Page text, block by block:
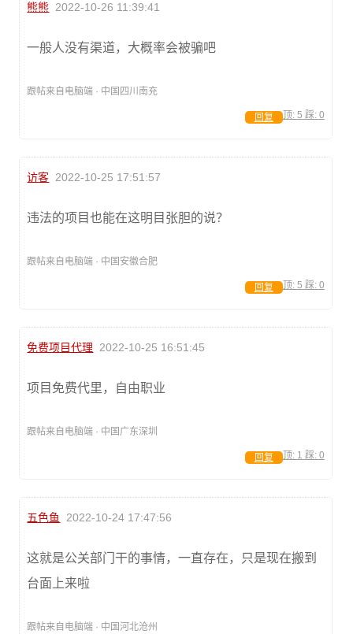
熊熊 2022-10-26 11:39:41
一般人没有渠道，大概率会被骗吧
跟帖来自电脑端 · 中国四川南充
顶: 5 踩: 0
回复
访客 2022-10-25 17:51:57
违法的项目也能在这明目张胆的说？
跟帖来自电脑端 · 中国安徽合肥
顶: 5 踩: 0
回复
免费项目代理 2022-10-25 16:51:45
项目免费代里，自由职业
跟帖来自电脑端 · 中国广东深圳
顶: 1 踩: 0
回复
五色鱼 2022-10-24 17:47:56
这就是公关部门干的事情，一直存在，只是现在搬到
台面上来啦
跟帖来自电脑端 · 中国河北沧州